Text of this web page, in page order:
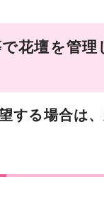
花壇を管
する場合は
※個